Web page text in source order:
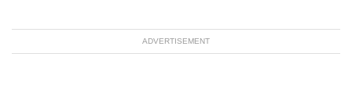
ADVERTISEMENT